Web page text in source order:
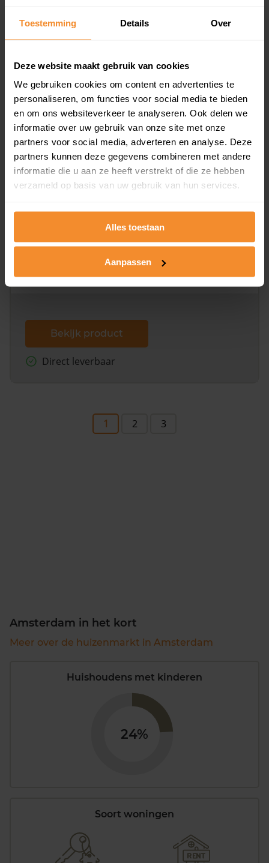
Toestemming Details Over
Deze website maakt gebruik van cookies
We gebruiken cookies om content en advertenties te
personaliseren, om functies voor social media te bieden
en om ons websiteverkeer te analyseren. Ook delen we
informatie over uw gebruik van onze site met onze
partners voor social media, adverteren en analyse. Deze
partners kunnen deze gegevens combineren met andere
informatie die u aan ze heeft verstrekt of die ze hebben
verzameld op basis van uw gebruik van hun services.
Alles toestaan
Aanpassen
en koopdatum) binnen een postcodegebied. Dit
koopsommen.
Bekijk product
Direct leverbaar
Kadastrale kaart pakket
Alleen globale ligging perceel
omliggende percelen met de kadastrale erfgrenzen,
Bekijk product
Direct leverbaar
1 2 3
Amsterdam in het kort
Meer over de huizenmarkt in Amsterdam
Huishoudens met kinderen
24%
Soort woningen